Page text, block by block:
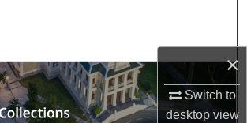
×
Switch to
desktopview
Browse Collections
My Account